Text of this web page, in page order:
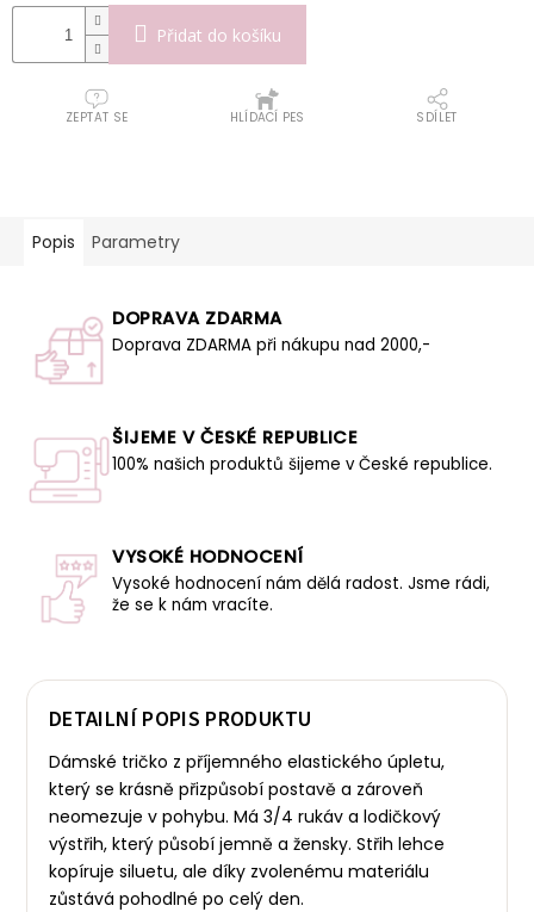
Přidat do košíku
ZEPTAT SE HLÍDACÍ PES SDÍLET
Popis Parametry
DOPRAVA ZDARMA
Doprava ZDARMA při nákupu nad 2000,-
ŠIJEME V ČESKÉ REPUBLICE
100% našich produktů šijeme v České republice.
VYSOKÉ HODNOCENÍ
Vysoké hodnocení nám dělá radost. Jsme rádi,
že se k nám vracíte.
DETAILNÍ POPIS PRODUKTU
Dámské tričko z příjemného elastického úpletu,
který se krásně přizpůsobí postavě a zároveň
neomezuje v pohybu. Má 3/4 rukáv a lodičkový
výstřih, který působí jemně a žensky. Střih lehce
kopíruje siluetu, ale díky zvolenému materiálu
zůstává pohodlné po celý den.